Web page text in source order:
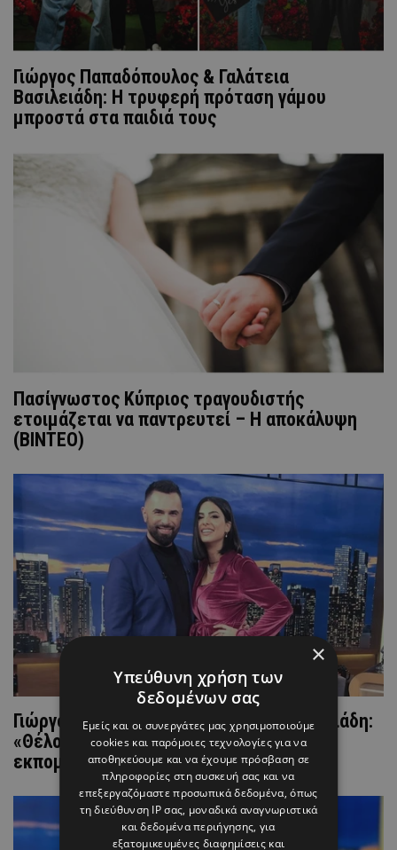
Γιώργος Παπαδόπουλος & Γαλάτεια
Βασιλειάδη: Η τρυφερή πρόταση γάμου
μπροστά στα παιδιά τους
Πασίγνωστος Κύπριος τραγουδιστής
ετοιμάζεται να παντρευτεί – Η αποκάλυψη
(ΒΙΝΤΕΟ)
Γιώργος Παπαδόπουλος-Γαλάτεια Βασιλειάδη:
«Θέλουμε να παρουσιάσουμε δική μας
εκπομπή»
×
Υπεύθυνη χρήση των
δεδομένων σας
Εμείς και οι συνεργάτες μας χρησιμοποιούμε
cookies και παρόμοιες τεχνολογίες για να
αποθηκεύουμε και να έχουμε πρόσβαση σε
πληροφορίες στη συσκευή σας και να
επεξεργαζόμαστε προσωπικά δεδομένα, όπως
τη διεύθυνση IP σας, μοναδικά αναγνωριστικά
και δεδομένα περιήγησης, για
εξατομικευμένες διαφημίσεις και